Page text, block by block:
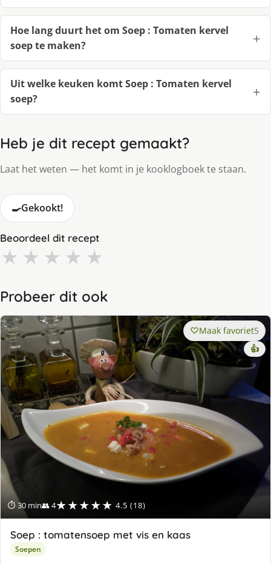
Hoe lang duurt het om Soep : Tomaten kervel
soep te maken?
Uit welke keuken komt Soep : Tomaten kervel
soep?
Heb je dit recept gemaakt?
Laat het weten — het komt in je kooklogboek te staan.
🍳Gekookt!
Beoordeel dit recept
★ ★ ★ ★ ★
Probeer dit ook
⏱ 30 min👥 4★★★★★ 4.5 (18)
Maak favoriet5
👍
Soep : tomatensoep met vis en kaas
Soepen